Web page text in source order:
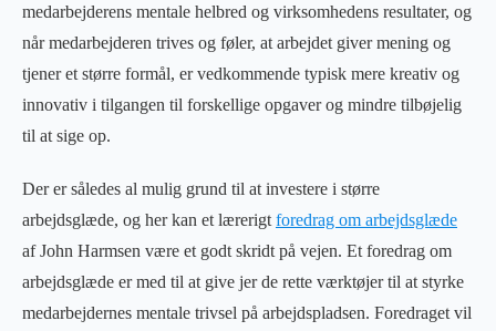
medarbejderens mentale helbred og virksomhedens resultater, og
når medarbejderen trives og føler, at arbejdet giver mening og
tjener et større formål, er vedkommende typisk mere kreativ og
innovativ i tilgangen til forskellige opgaver og mindre tilbøjelig
til at sige op.
Der er således al mulig grund til at investere i større
arbejdsglæde, og her kan et lærerigt foredrag om arbejdsglæde
af John Harmsen være et godt skridt på vejen. Et foredrag om
arbejdsglæde er med til at give jer de rette værktøjer til at styrke
medarbejdernes mentale trivsel på arbejdspladsen. Foredraget vil